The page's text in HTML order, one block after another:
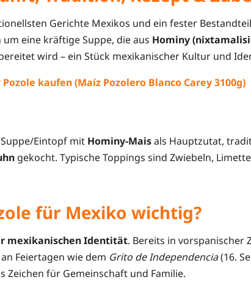
Gerichte Mexikos und ein fester
um eine kräftige Suppe, die aus Hominy
wird – ein Stück mexikanischer Kultur und
kaufen (Maíz Pozolero Blanco Carey 3100g)
Eintopf mit Hominy-Maisals Hauptzutat,
gekocht. Typische Toppings sind Zwiebeln,
für Mexiko wichtig?
mexikanischen Identität. Bereits in vorspanischer
Feiertagen wie dem Grito de Independencia(16.
Zeichen für Gemeinschaft und Familie.